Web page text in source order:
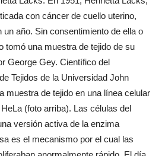
con cáncer de cuello uterino,
año. Sin consentimiento de ella o
tomó una muestra de tejido de su
George Gey. Científico del
Tejidos de la Universidad John
muestra de tejido en una línea celular
(foto arriba). Las células del
versión activa de la enzima
es el mecanismo por el cual las